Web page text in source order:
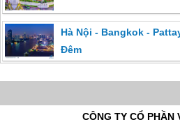
Hà Nội - Bangkok -
Đêm
CÔNG TY CỔ PHẦN